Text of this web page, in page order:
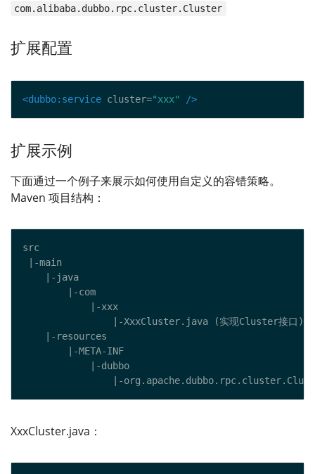
com.alibaba.dubbo.rpc.cluster.Cluster
扩展配置
<dubbo:service cluster="xxx" />
扩展示例
下面通过一个例子来展示如何使用自定义的容错策略。
Maven 项目结构：
XxxCluster.java：